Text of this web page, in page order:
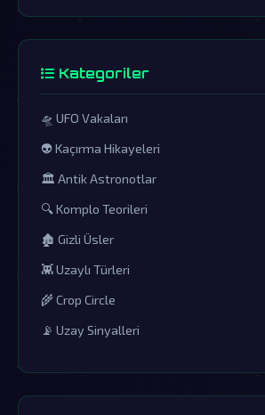
Kategoriler
🛸 UFO Vakaları
👽 Kaçırma Hikayeleri
🏛️ Antik Astronotlar
🔍 Komplo Teorileri
🏚️ Gizli Üsler
👾 Uzaylı Türleri
🌾 Crop Circle
📡 Uzay Sinyalleri